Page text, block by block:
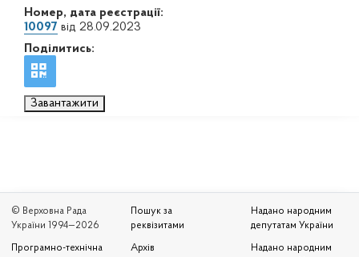
Номер, дата реєстрації:
10097 від 28.09.2023
Поділитись:
Завантажити
© Верховна Рада
України 1994—2026
Програмно-технічна
Пошук за
реквізитами
Архів
Надано народним
депутатам України
Надано народним